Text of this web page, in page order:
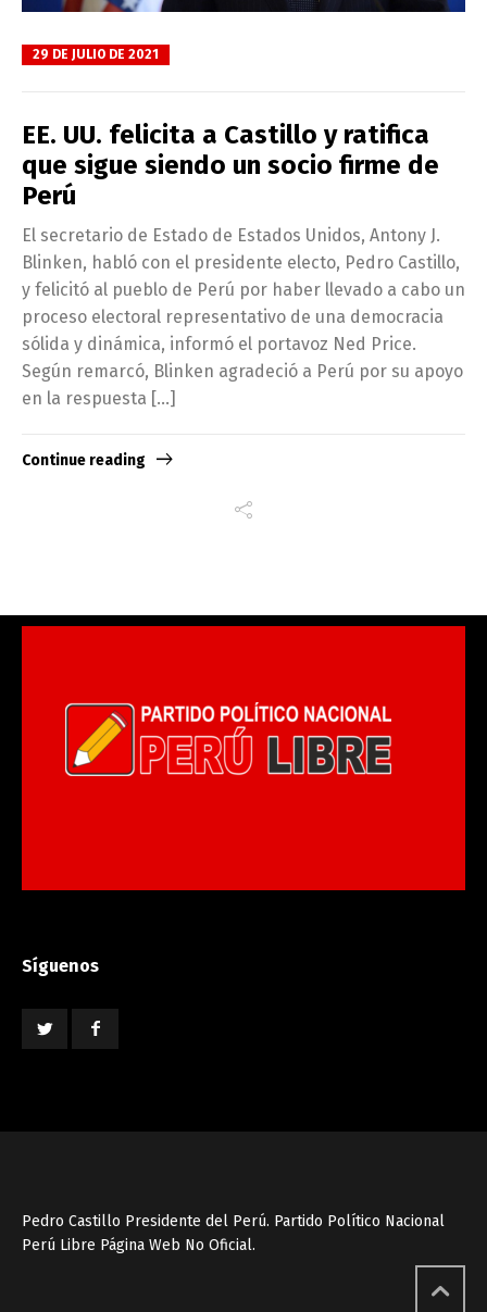
29 DE JULIO DE 2021
EE. UU. felicita a Castillo y ratifica
que sigue siendo un socio firme de
Perú
El secretario de Estado de Estados Unidos, Antony J.
Blinken, habló con el presidente electo, Pedro Castillo,
y felicitó al pueblo de Perú por haber llevado a cabo un
proceso electoral representativo de una democracia
sólida y dinámica, informó el portavoz Ned Price.
Según remarcó, Blinken agradeció a Perú por su apoyo
en la respuesta […]
Continue reading
Síguenos
Pedro Castillo Presidente del Perú. Partido Político Nacional
Perú Libre Página Web No Oficial.